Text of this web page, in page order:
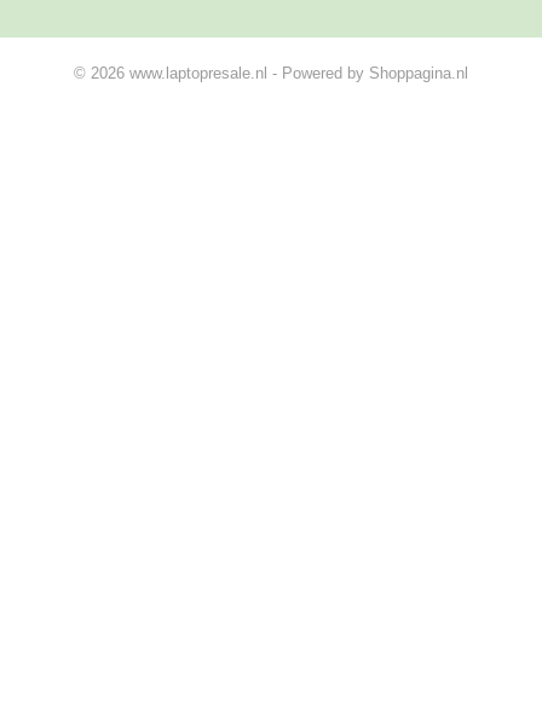
© 2026 www.laptopresale.nl - Powered by Shoppagina.nl